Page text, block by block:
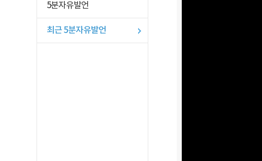
5분자유발언
최근 5분자유발언